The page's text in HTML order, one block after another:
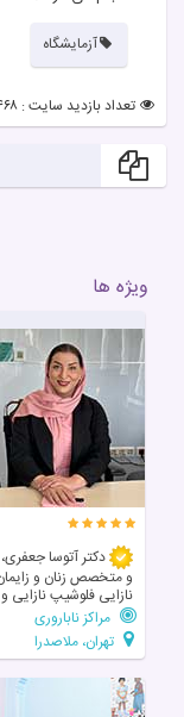
آزمایشگاه
تعداد بازدید سایت : ۱,۴۶۸
ویژه ها
دکتر آتوسا
و متخصص زنان و
نازایی فلوشیپ نازایی و ivf
مراکز ناباروری
تهران، ملاصدرا